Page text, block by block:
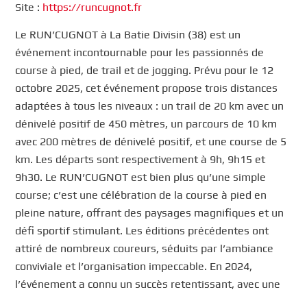
Site : https://runcugnot.fr
Le RUN’CUGNOT à La Batie Divisin (38) est un
événement incontournable pour les passionnés de
course à pied, de trail et de jogging. Prévu pour le 12
octobre 2025, cet événement propose trois distances
adaptées à tous les niveaux : un trail de 20 km avec un
dénivelé positif de 450 mètres, un parcours de 10 km
avec 200 mètres de dénivelé positif, et une course de 5
km. Les départs sont respectivement à 9h, 9h15 et
9h30. Le RUN’CUGNOT est bien plus qu’une simple
course; c’est une célébration de la course à pied en
pleine nature, offrant des paysages magnifiques et un
défi sportif stimulant. Les éditions précédentes ont
attiré de nombreux coureurs, séduits par l’ambiance
conviviale et l’organisation impeccable. En 2024,
l’événement a connu un succès retentissant, avec une